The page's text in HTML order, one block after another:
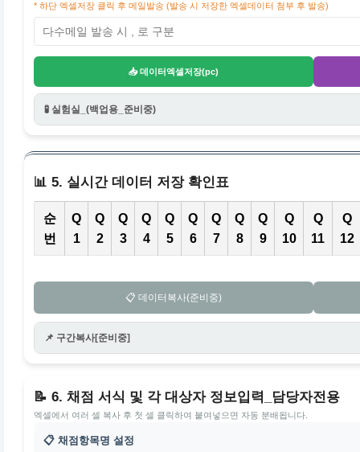
* 하단 엑셀저장 클릭 후 메일발송 (발송 시 저장한 엑셀데이터 첨부 후 발송)
📥 데이터엑셀저장(pc)
🧪 실험실_(백업용_준비중)
📊 5. 실시간 데이터 저장 확인표
순
번
Q
1
Q
2
Q
3
Q
4
Q
5
Q
6
Q
7
Q
8
Q
9
Q
10
Q
11
Q
12
📋 데이터복사(준비중)
📌 구간복사[준비중]
📝 6. 채점 서식 및 각 대상자 정보입력_담당자전용
엑셀에서 여러 셀 복사 후 첫 셀 클릭하여 붙여넣으면 자동 분배됩니다.
📋 채점항목명 설정